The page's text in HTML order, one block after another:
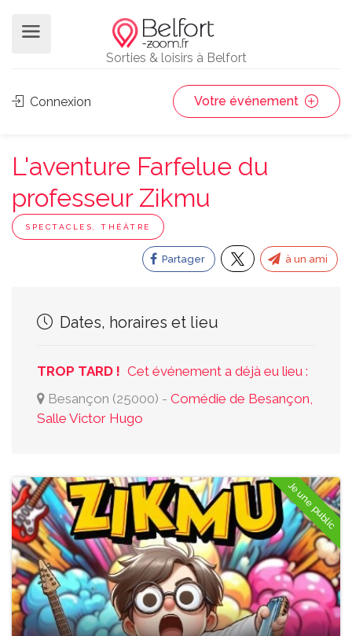
Sorties & loisirs à Belfort
Connexion Votre événement
L'aventure Farfelue du
professeur Zikmu
SPECTACLES, THÉÂTRE
Partager à un ami
Dates, horaires et lieu
TROP TARD ! Cet événement a déjà eu lieu :
Besançon (25000) - Comédie de Besançon,
Salle Victor Hugo
Jeune public